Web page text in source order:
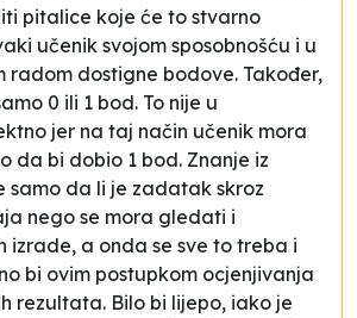
pitalice koje će to stvarno
učenik svojom sposobnošću i u
radom dostigne bodove. Također,
0 ili 1 bod. To nije u
jer na taj način učenik mora
da bi dobio 1 bod. Znanje iz
samo da li je zadatak skroz
nego se mora gledati i
izrade, a onda se sve to treba i
bi ovim postupkom ocjenjivanja
rezultata. Bilo bi lijepo, iako je